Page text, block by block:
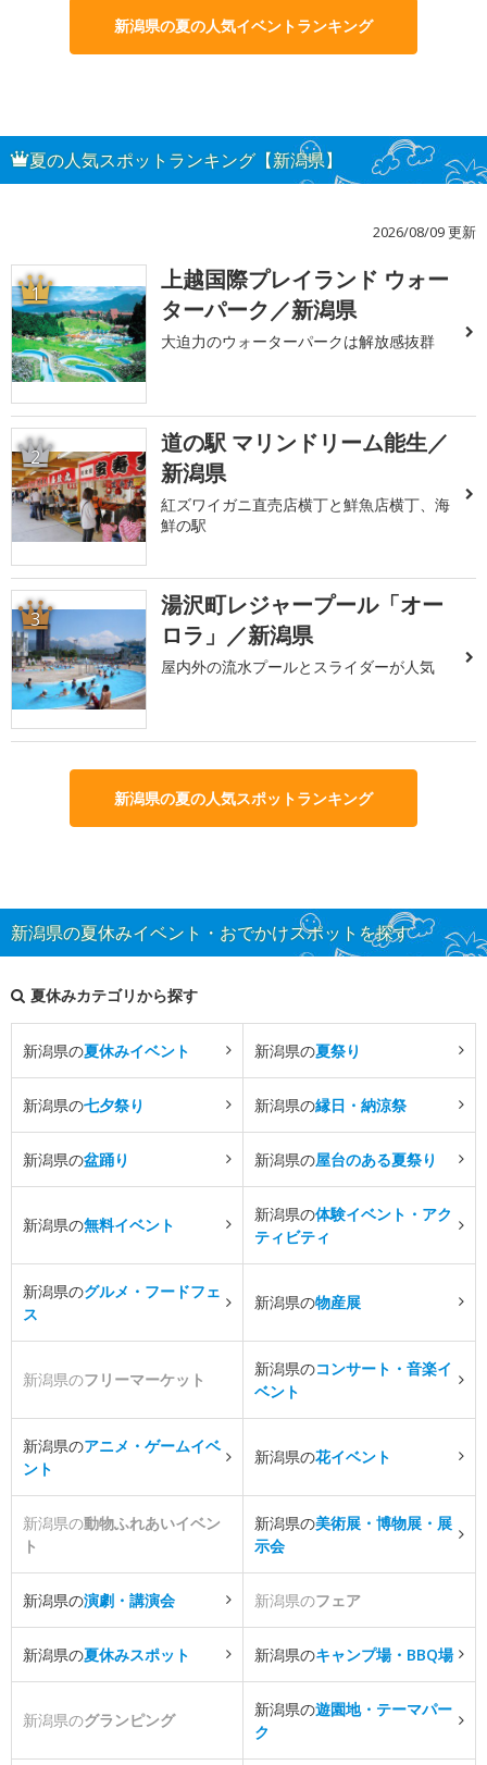
新潟県の夏の人気イベントランキング
夏の人気スポットランキング【新潟県】
2026/08/09 更新
1
上越国際プレイランド ウォー
ターパーク／新潟県
大迫力のウォーターパークは解放感抜群
2
道の駅 マリンドリーム能生／
新潟県
紅ズワイガニ直売店横丁と鮮魚店横丁、海
鮮の駅
3
湯沢町レジャープール「オー
ロラ」／新潟県
屋内外の流水プールとスライダーが人気
新潟県の夏の人気スポットランキング
新潟県の夏休みイベント・おでかけスポットを探す
夏休みカテゴリから探す
新潟県の夏休みイベント 新潟県の夏祭り
新潟県の七夕祭り 新潟県の縁日・納涼祭
新潟県の盆踊り 新潟県の屋台のある夏祭り
新潟県の無料イベント
新潟県の体験イベント・アク
ティビティ
新潟県のグルメ・フードフェ
ス
新潟県の物産展
新潟県のフリーマーケット
新潟県のコンサート・音楽イ
ベント
新潟県のアニメ・ゲームイベ
ント
新潟県の花イベント
新潟県の動物ふれあいイベン
ト
新潟県の美術展・博物展・展
示会
新潟県の演劇・講演会 新潟県のフェア
新潟県の夏休みスポット 新潟県のキャンプ場・BBQ場
新潟県のグランピング
新潟県の遊園地・テーマパー
ク